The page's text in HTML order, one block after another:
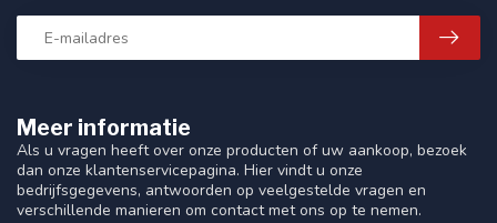
Meer informatie
Als u vragen heeft over onze producten of uw aankoop, bezoek
dan onze klantenservicepagina. Hier vindt u onze
bedrijfsgegevens, antwoorden op veelgestelde vragen en
verschillende manieren om contact met ons op te nemen.